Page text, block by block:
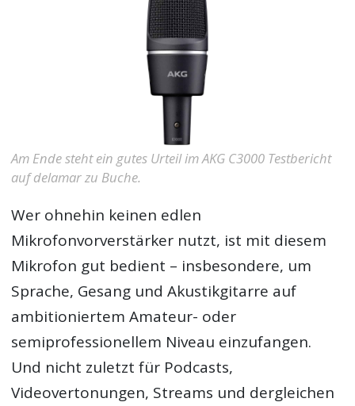
Am Ende steht ein gutes Urteil im AKG C3000 Testbericht
auf delamar zu Buche.
Wer ohnehin keinen edlen
Mikrofonvorverstärker nutzt, ist mit diesem
Mikrofon gut bedient – insbesondere, um
Sprache, Gesang und Akustikgitarre auf
ambitioniertem Amateur- oder
semiprofessionellem Niveau einzufangen.
Und nicht zuletzt für Podcasts,
Videovertonungen, Streams und dergleichen